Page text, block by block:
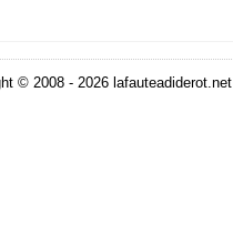
© 2008 - 2026 lafauteadiderot.net